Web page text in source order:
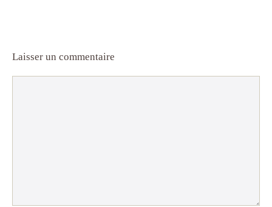
Laisser un commentaire